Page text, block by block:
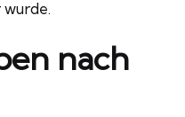
nach